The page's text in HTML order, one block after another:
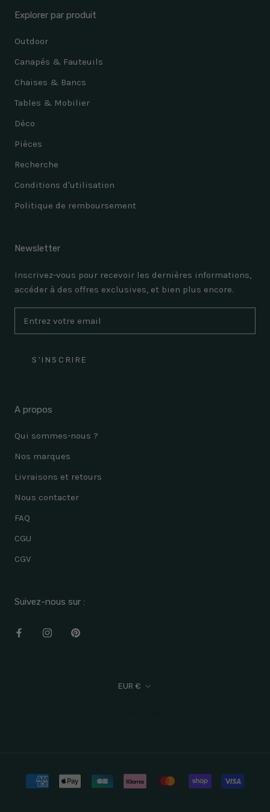
Explorer par produit
Outdoor
Canapés & Fauteuils
Chaises & Bancs
Tables & Mobilier
Déco
Pièces
Recherche
Conditions d'utilisation
Politique de remboursement
Newsletter
Inscrivez-vous pour recevoir les dernières informations,
accéder à des offres exclusives, et bien plus encore.
S'INSCRIRE
A propos
Qui sommes-nous ?
Nos marques
Livraisons et retours
Nous contacter
FAQ
CGU
CGV
Suivez-nous sur :
Devise
EUR €